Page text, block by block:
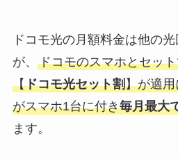
ドコモ光の月額料金は他の
が、 ドコモのスマホとセッ
【ドコモ光セット割】が適
がスマホ1台に付き毎月最大
ます。